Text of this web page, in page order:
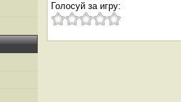
Голосуй за игру: